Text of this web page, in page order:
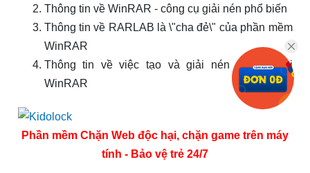
Thông tin về WinRAR - công cụ giải nén phổ biến
Thông tin về RARLAB là \"cha đẻ\" của phần mềm
WinRAR
Thông tin về việc tạo và giải nén tệp tin với
WinRAR
Phần mềm Chặn Web độc hại, chặn game trên máy
tính - Bảo vệ trẻ 24/7